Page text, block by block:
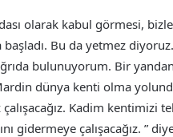
olarak kabul görmesi,
Bu da yetmez
bulunuyorum. Bir
dünya kenti olma
Kadim kentimizi
gidermeye çalışacağız. ”